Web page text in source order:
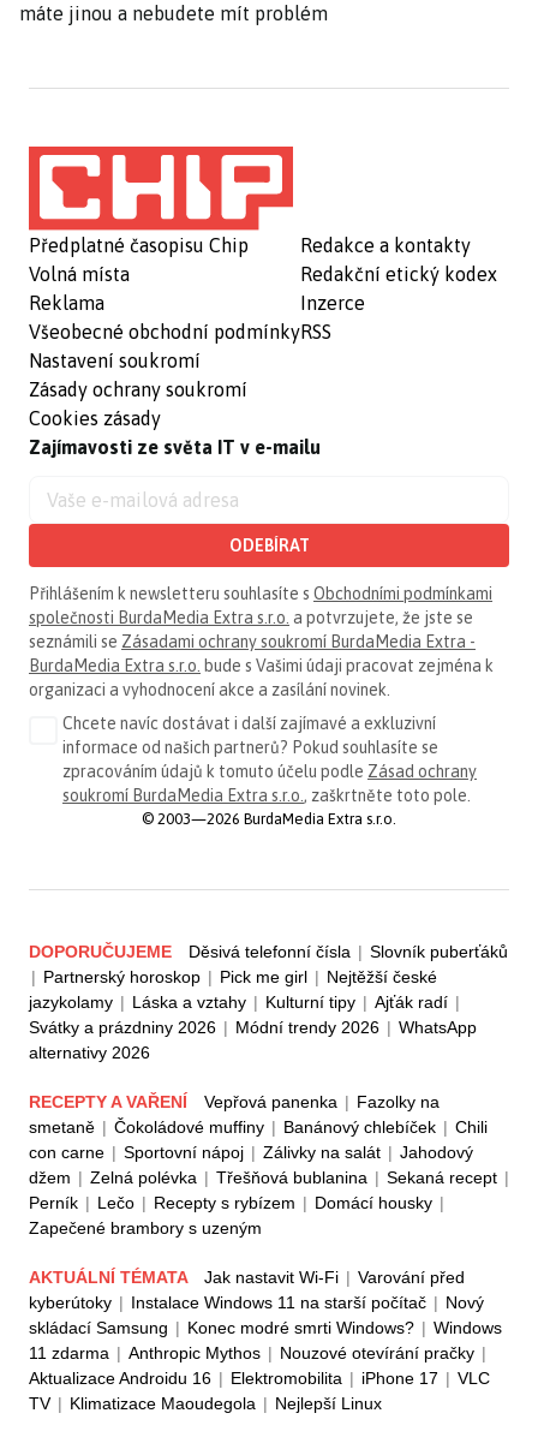
máte jinou a nebudete mít problém
Předplatné časopisu Chip
Volná místa
Reklama
Všeobecné obchodní podmínky
Nastavení soukromí
Zásady ochrany soukromí
Cookies zásady
Redakce a kontakty
Redakční etický kodex
Inzerce
RSS
Zajímavosti ze světa IT v e-mailu
ODEBÍRAT
Přihlášením k newsletteru souhlasíte s Obchodními podmínkami
společnosti BurdaMedia Extra s.r.o. a potvrzujete, že jste se
seznámili se Zásadami ochrany soukromí BurdaMedia Extra -
BurdaMedia Extra s.r.o. bude s Vašimi údaji pracovat zejména k
organizaci a vyhodnocení akce a zasílání novinek.
Chcete navíc dostávat i další zajímavé a exkluzivní
informace od našich partnerů? Pokud souhlasíte se
zpracováním údajů k tomuto účelu podle Zásad ochrany
soukromí BurdaMedia Extra s.r.o. , zaškrtněte toto pole.
© 2003—2026 BurdaMedia Extra s.r.o.
DOPORUČUJEME Děsivá telefonní čísla | Slovník puberťáků
| Partnerský horoskop | Pick me girl | Nejtěžší české
jazykolamy | Láska a vztahy | Kulturní tipy | Ajťák radí |
Svátky a prázdniny 2026 | Módní trendy 2026 | WhatsApp
alternativy 2026
RECEPTY A VAŘENÍ Vepřová panenka | Fazolky na
smetaně | Čokoládové muffiny | Banánový chlebíček | Chili
con carne | Sportovní nápoj | Zálivky na salát | Jahodový
džem | Zelná polévka | Třešňová bublanina | Sekaná recept |
Perník | Lečo | Recepty s rybízem | Domácí housky |
Zapečené brambory s uzeným
AKTUÁLNÍ TÉMATA Jak nastavit Wi-Fi | Varování před
kyberútoky | Instalace Windows 11 na starší počítač | Nový
skládací Samsung | Konec modré smrti Windows? | Windows
11 zdarma | Anthropic Mythos | Nouzové otevírání pračky |
Aktualizace Androidu 16 | Elektromobilita | iPhone 17 | VLC
TV | Klimatizace Maoudegola | Nejlepší Linux